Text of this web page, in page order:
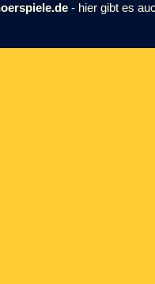
- hier gibt es